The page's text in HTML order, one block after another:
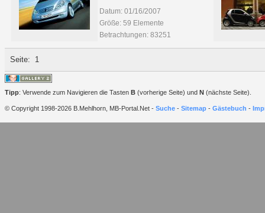
Datum: 01/16/2007
Größe: 59 Elemente
Betrachtungen: 83251
Seite: 1
Tipp: Verwende zum Navigieren die Tasten B (vorherige Seite) und N (nächste Seite).
© Copyright 1998-2026 B.Mehlhorn, MB-Portal.Net - Suche - Sitemap - Gästebuch -